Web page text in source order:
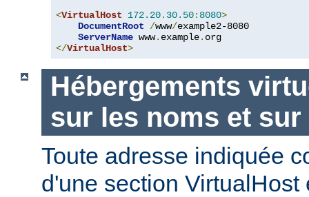
<VirtualHost 172.20. 30.50: 8080>
DocumentRoot
/www/example2-8080
ServerName www. example.
</VirtualHost>
Hébergements
sur les noms et sur
Toute adresse indiquée
d'une section VirtualHost